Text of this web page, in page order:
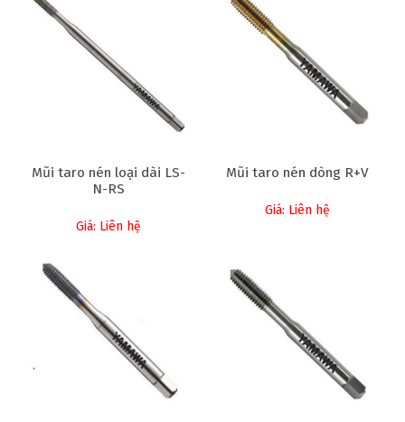
Mũi taro nén loại dài LS-
N-RS
Giá: Liên hệ
Mũi taro nén dòng R+V
Giá: Liên hệ